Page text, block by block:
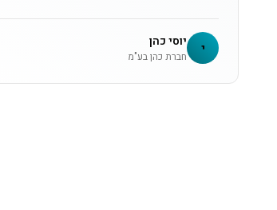
י יוסי כהן
חברת כהן בע"מ